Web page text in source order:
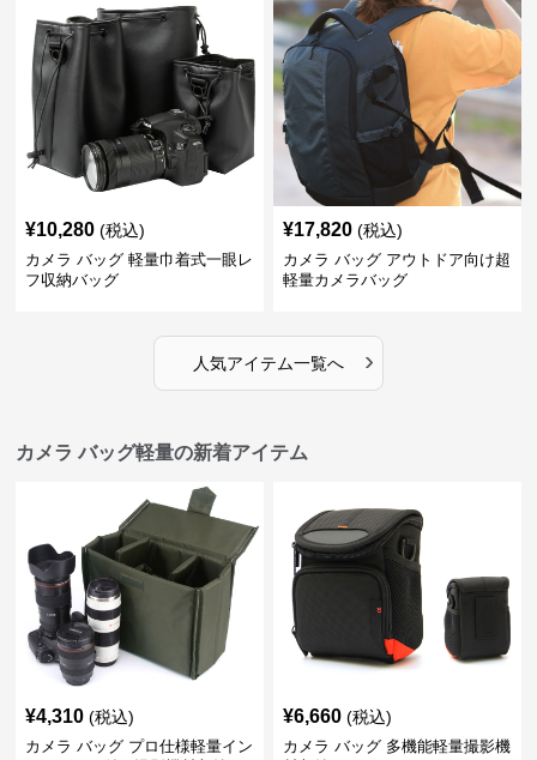
¥10,280 (税込)
カメラ バッグ 軽量巾着式一眼レ
フ収納バッグ
¥17,820 (税込)
カメラ バッグ アウトドア向け超
軽量カメラバッグ
人気アイテム一覧へ ›
カメラ バッグ軽量の新着アイテム
¥4,310 (税込)
カメラ バッグ プロ仕様軽量イン
¥6,660 (税込)
カメラ バッグ 多機能軽量撮影機